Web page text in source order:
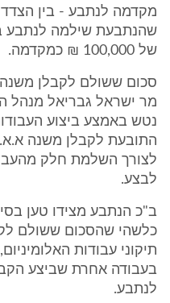
מקדמה לנתבע - בין
שהנתבעת שילמה לנתבע
של 100,000 ₪ כמקדמה.
סכום ששולם לקבלן
מר ישראל גבריאל מנהל
נטש באמצע ביצוע
לצורך השלמת חלק
לבצע.
ב"כ הנתבע מצידו טען
כלשהי שהסכום ששולם
תיקוני עבודות
בעבודה אחרת שביצע
לנתבע.